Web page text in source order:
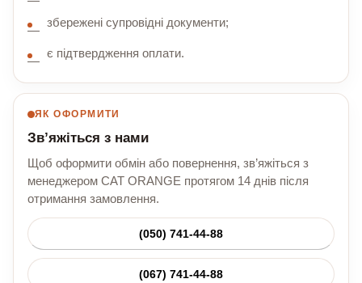
збережені супровідні документи;
є підтвердження оплати.
ЯК ОФОРМИТИ
Зв’яжіться з нами
Щоб оформити обмін або повернення, зв’яжіться з
менеджером CAT ORANGE протягом 14 днів після
отримання замовлення.
(050) 741-44-88
(067) 741-44-88